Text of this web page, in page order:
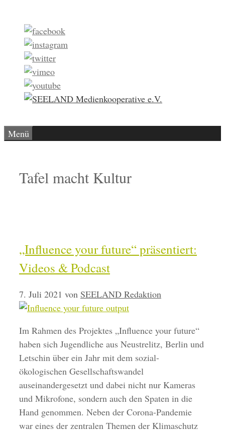
Inhalt
springen
Menü
Tafel macht Kultur
„Influence your future“ präsentiert:
Videos & Podcast
7. Juli 2021 von SEELAND Redaktion
Im Rahmen des Projektes „Influence your future“
haben sich Jugendliche aus Neustrelitz, Berlin und
Letschin über ein Jahr mit dem sozial-
ökologischen Gesellschaftswandel
auseinandergesetzt und dabei nicht nur Kameras
und Mikrofone, sondern auch den Spaten in die
Hand genommen. Neben der Corona-Pandemie
war eines der zentralen Themen der Klimaschutz